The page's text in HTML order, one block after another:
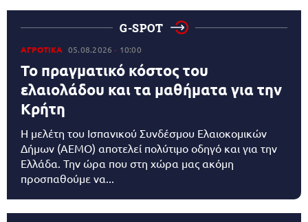
G-SPOT
ΑΓΡΟΤΙΚΑ 05.08.2026 10:00
Το πραγματικό κόστος του
ελαιολάδου και τα μαθήματα για την
Κρήτη
Η μελέτη του Ισπανικού Συνδέσμου Ελαιοκομικών
Δήμων (AEMO) αποτελεί πολύτιμο οδηγό και για την
Ελλάδα. Την ώρα που στη χώρα μας ακόμη
προσπαθούμε να...